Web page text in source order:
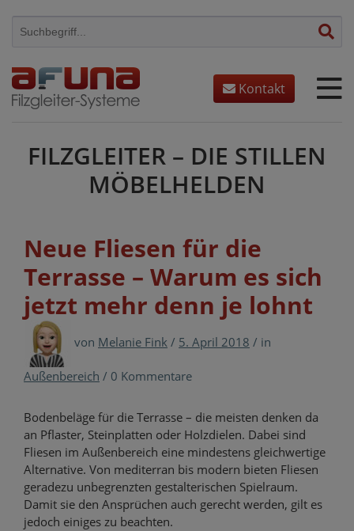
Skip
Kontakt
FILZGLEITER – DIE STILLEN
MÖBELHELDEN
Neue Fliesen für die
Terrasse – Warum es sich
jetzt mehr denn je lohnt
von Melanie Fink / 5. April 2018 / in
Außenbereich / 0 Kommentare
Bodenbeläge für die Terrasse – die meisten denken da
an Pflaster, Steinplatten oder Holzdielen. Dabei sind
Fliesen im Außenbereich eine mindestens gleichwertige
Alternative. Von mediterran bis modern bieten Fliesen
geradezu unbegrenzten gestalterischen Spielraum.
Damit sie den Ansprüchen auch gerecht werden, gilt es
jedoch einiges zu beachten.